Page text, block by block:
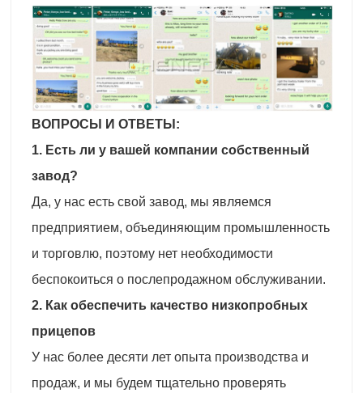
ВОПРОСЫ И ОТВЕТЫ:
1. Есть ли у вашей компании собственный
завод?
Да, у нас есть свой завод, мы являемся
предприятием, объединяющим промышленность
и торговлю, поэтому нет необходимости
беспокоиться о послепродажном обслуживании.
2. Как обеспечить качество низкопробных
прицепов
У нас более десяти лет опыта производства и
продаж, и мы будем тщательно проверять